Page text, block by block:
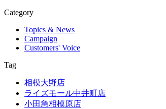
Category
Topics & News
Campaign
Customers' Voice
Tag
相模大野店
ライズモール中井町店
小田急相模原店